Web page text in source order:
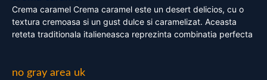
Crema caramel Crema caramel este un desert delicios, cu o
textura cremoasa si un gust dulce si caramelizat. Aceasta
reteta traditionala italieneasca reprezinta combinatia perfecta
no gray area uk